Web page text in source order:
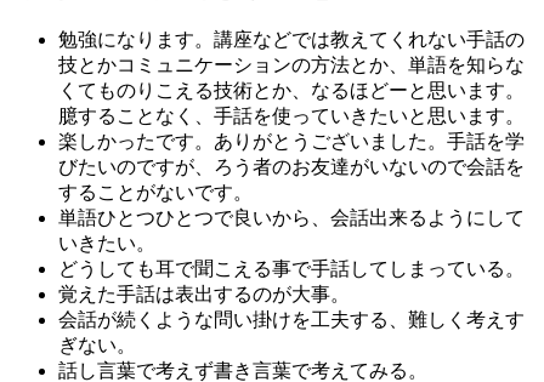
勉強になります。講座などでは教えてくれない手話の
技とかコミュニケーションの方法とか、単語を知らな
くてものりこえる技術とか、なるほどーと思います。
臆することなく、手話を使っていきたいと思います。
楽しかったです。ありがとうございました。手話を学
びたいのですが、ろう者のお友達がいないので会話を
することがないです。
単語ひとつひとつで良いから、会話出来るようにして
いきたい。
どうしても耳で聞こえる事で手話してしまっている。
覚えた手話は表出するのが大事。
会話が続くような問い掛けを工夫する、難しく考えす
ぎない。
話し言葉で考えず書き言葉で考えてみる。